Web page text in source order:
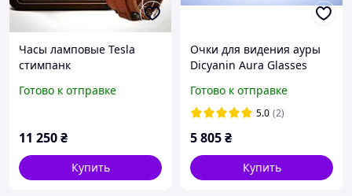
Часы ламповые Tesla
стимпанк
Готово к отправке
11 250₴
Купить
Очки для видения ауры
Dicyanin Aura Glasses
Готово к отправке
5.0 (2)
5 805₴
Купить